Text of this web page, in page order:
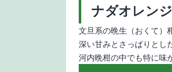
ナダオレンジ
文旦系の晩生（おくて）
深い甘みとさっぱりとし
河内晩柑の中でも特に味